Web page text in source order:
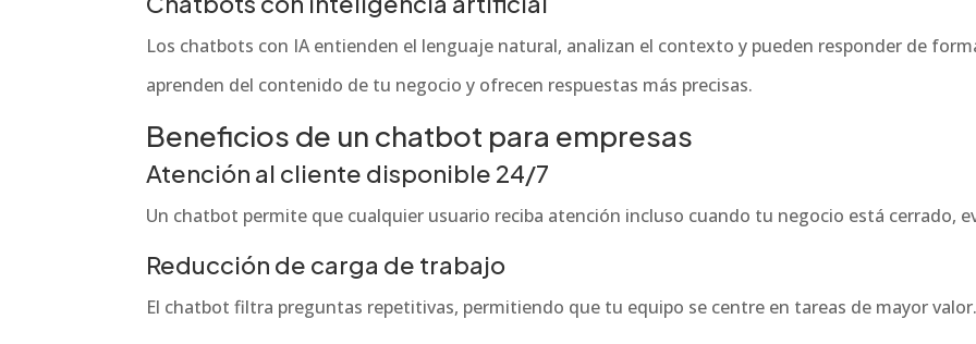
Los chatbots con IA entienden el lenguaje natural, analizan el contexto y pueden responder de
aprenden del contenido de tu negocio y ofrecen respuestas más precisas.
Beneficios de un chatbot para empresas
Atención al cliente disponible 24/7
Un chatbot permite que cualquier usuario reciba atención incluso cuando tu negocio está cerrado,
Reducción de carga de trabajo
El chatbot filtra preguntas repetitivas, permitiendo que tu equipo se centre en tareas de mayor